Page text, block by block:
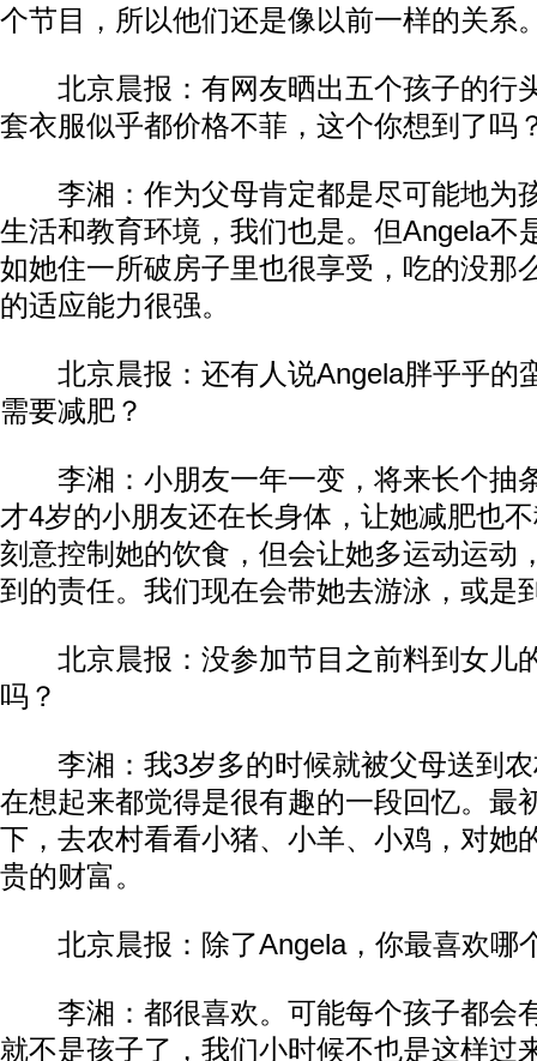
个节目，所以他们还是像以前一样的关系
北京晨报：有网友晒出五个孩子的行
套衣服似乎都价格不菲，这个你想到了吗
李湘：作为父母肯定都是尽可能地为
生活和教育环境，我们也是。但Angela不
如她住一所破房子里也很享受，吃的没那
的适应能力很强。
北京晨报：还有人说Angela胖乎乎的
需要减肥？
李湘：小朋友一年一变，将来长个抽
才4岁的小朋友还在长身体，让她减肥也
刻意控制她的饮食，但会让她多运动运动
到的责任。我们现在会带她去游泳，或是
北京晨报：没参加节目之前料到女儿
吗？
李湘：我3岁多的时候就被父母送到农
在想起来都觉得是很有趣的一段回忆。最
下，去农村看看小猪、小羊、小鸡，对她
贵的财富。
北京晨报：除了Angela，你最喜欢哪
李湘：都很喜欢。可能每个孩子都会
就不是孩子了，我们小时候不也是这样过